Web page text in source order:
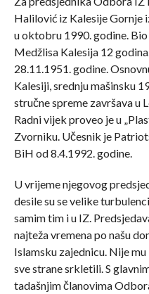
Halilović iz Kalesije Gornje
u oktobru 1990. godine.
Medžlisa Kalesija 12
28.11.1951. godine.
Kalesiji, srednju mašinsku
stručne spreme završava u
Radni vijek proveo je u
Zvorniku. Učesnik je
BiH od 8.4.1992. godine.
U vrijeme njegovog
desile su se velike
samim tim i u IZ.
najteža vremena po našu
Islamsku zajednicu. Nije
sve strane srkletili. S
tadašnjim članovima